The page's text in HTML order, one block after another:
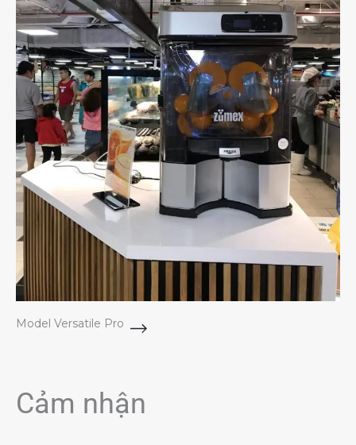
Model Versatile Pro
Cảm nhận